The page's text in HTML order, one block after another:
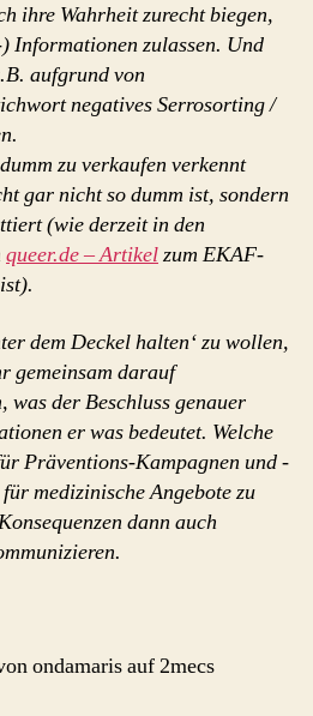
ihre Wahrheit zurecht biegen,
Informationen zulassen. Und
aufgrund von
negatives Serrosorting /
zu verkaufen verkennt
gar nicht so dumm ist, sondern
(wie derzeit in den
queer.de – Artikelzum EKAF-
dem Deckel halten‘ zu wollen,
gemeinsam darauf
was der Beschluss genauer
er was bedeutet. Welche
Präventions-Kampagnen und -
medizinische Angebote zu
dann auch
ondamaris auf 2mecs